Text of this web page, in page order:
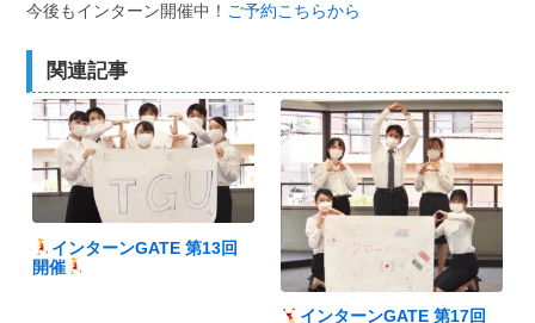
今後もインターン開催中！ ご予約こちらから
関連記事
インターンGATE 第13回
開催
インターンGATE 第17回